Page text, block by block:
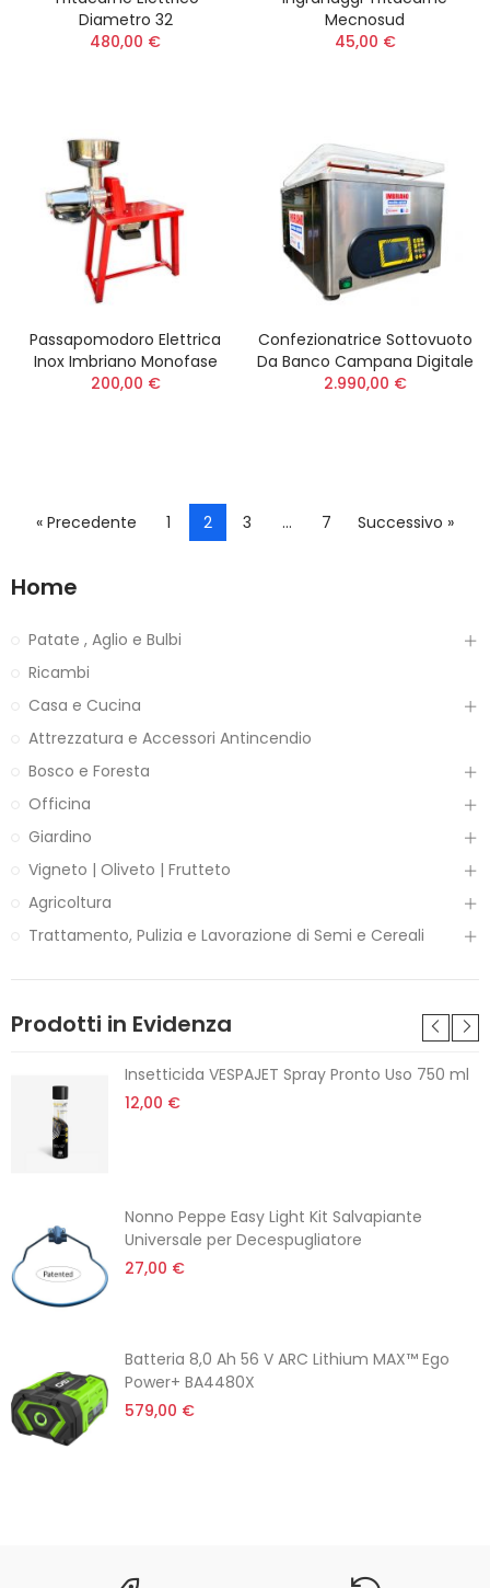
Diametro 32
480,00 €
Mecnosud
45,00 €
Passapomodoro Elettrica
Inox Imbriano Monofase
200,00 €
Confezionatrice Sottovuoto
Da Banco Campana Digitale
2.990,00 €
« Precedente 1 2 3 … 7 Successivo »
Home
Patate , Aglio e Bulbi
Ricambi
Casa e Cucina
Attrezzatura e Accessori Antincendio
Bosco e Foresta
Officina
Giardino
Vigneto | Oliveto | Frutteto
Agricoltura
Trattamento, Pulizia e Lavorazione di Semi e Cereali
Prodotti in Evidenza
Insetticida VESPAJET Spray Pronto Uso 750 ml
12,00 €
Nonno Peppe Easy Light Kit Salvapiante
Universale per Decespugliatore
27,00 €
Batteria 8,0 Ah 56 V ARC Lithium MAX™ Ego
Power+ BA4480X
579,00 €